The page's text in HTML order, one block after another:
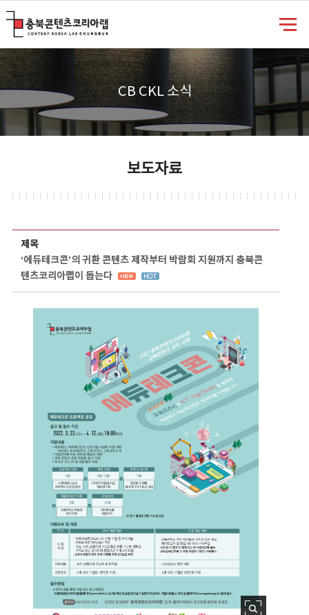
CB CKL 소식
보도자료
제목
‘에듀테크콘’의 귀환 콘텐츠 제작부터 박람회 지원까지 충북콘
텐츠코리아랩이 돕는다